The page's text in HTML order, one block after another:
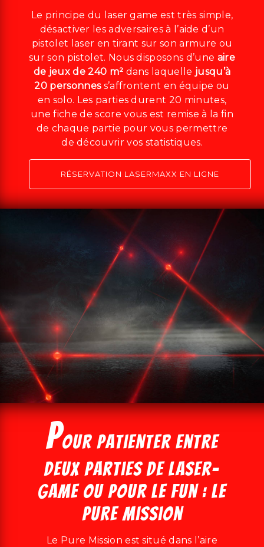
Le principe du laser game est très simple,
désactiver les adversaires à l’aide d’un
pistolet laser en tirant sur son armure ou
sur son pistolet. Nous disposons d’une aire
de jeux de 240 m² dans laquelle jusqu’à
20 personness’affrontent en équipe ou
en solo. Les parties durent 20 minutes,
une fiche de score vous est remise à la fin
de chaque partie pour vous permettre
de découvrir vos statistiques.
RÉSERVATION LASERMAXX EN LIGNE
Pour patienter entre
deux parties de laser-
game ou pour le fun : le
Pure Mission
Le Pure Mission est situé dans l’aire